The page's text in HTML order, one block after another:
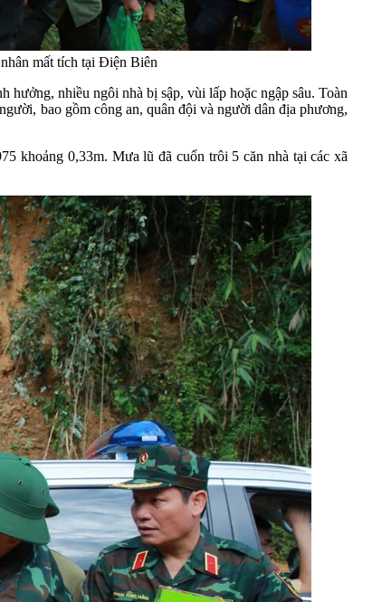
mất tích tại Điện Biên
nhiều ngôi nhà bị sập, vùi lấp hoặc ngập sâu. Toàn
bao gồm công an, quân đội và người dân địa phương,
khoảng 0,33m. Mưa lũ đã cuốn trôi 5 căn nhà tại các xã